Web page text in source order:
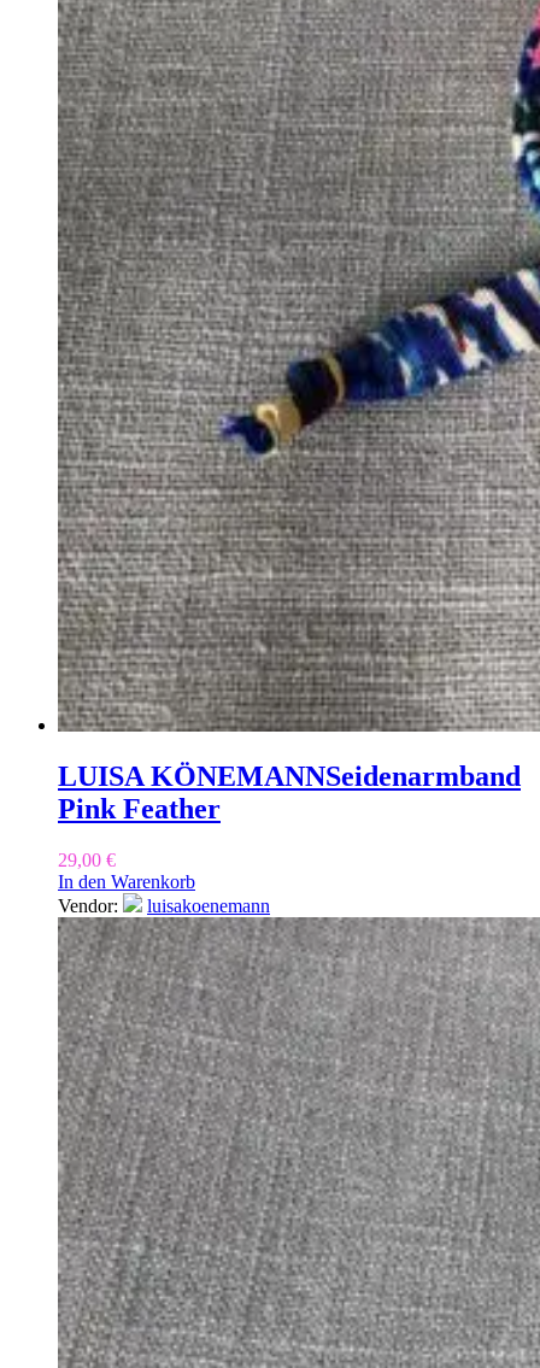
LUISA KÖNEMANNSeidenarmband
Pink Feather
29,00 €
In den Warenkorb
Vendor:
luisakoenemann